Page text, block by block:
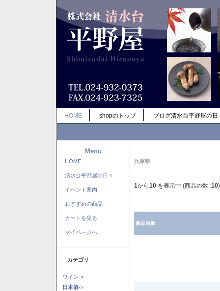
HOME shopのトップ ブログ清水台平野屋の日
Menu
HOME
清水台平野屋の日々
イベント案内
おすすめの商品
カートを見る
マイページへ
カテゴリ
ワイン->
日本酒->
兵庫県
1から10 を表示中 (商品の数: 10)
商品画像